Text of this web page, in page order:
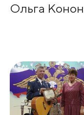
Ольга